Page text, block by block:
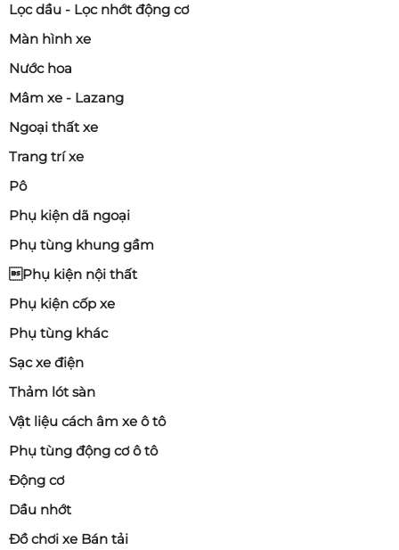
Lọc dầu - Lọc nhớt động cơ
Màn hình xe
Nước hoa
Mâm xe - Lazang
Ngoại thất xe
Trang trí xe
Pô
Phụ kiện dã ngoại
Phụ tùng khung gầm
Phụ kiện nội thất
Phụ kiện cốp xe
Phụ tùng khác
Sạc xe điện
Thảm lót sàn
Vật liệu cách âm xe ô tô
Phụ tùng động cơ ô tô
Động cơ
Dầu nhớt
Đồ chơi xe Bán tải